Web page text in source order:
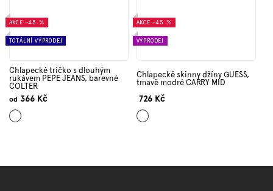
AKCE –45 %
TOTÁLNÍ VÝPRODEJ
Chlapecké tričko s dlouhým
rukávem PEPE JEANS, barevné
COLTER
od 366 Kč
Bílá
AKCE –45 %
VÝPRODEJ
Chlapecké skinny džíny GUESS,
tmavě modré CARRY MID
726 Kč
Tmavě
modrá